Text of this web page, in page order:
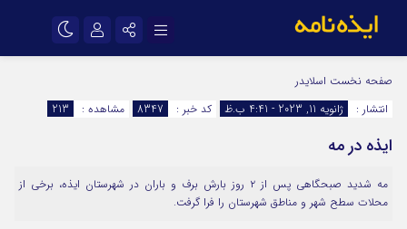
اینستاگرام
سروش
ایتا
آپارات
رمز عبور
صفحه نخست اسلایدر
انتشار :
ژانویه 11, 2023 - 4:41 ب.ظ کد خبر : 8347 مشاهده : 213
ایذه در مه
مه شدید صبحگاهی پس از ۲ روز بارش برف و باران در شهرستان ایذه، برخی از
محلات سطح شهر و مناطق شهرستان را فرا گرفت.